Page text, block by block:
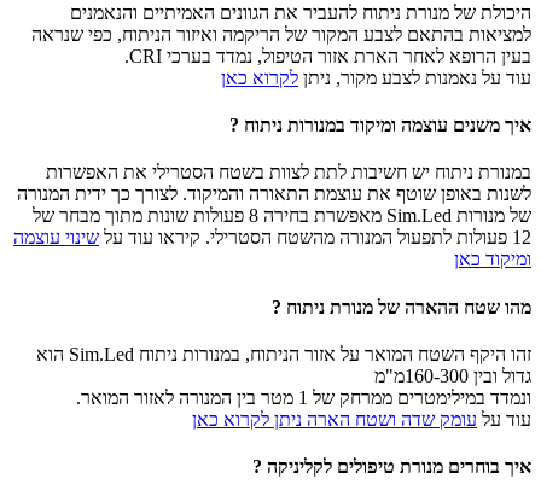
היכולת של מנורת ניתוח להעביר את הגוונים האמיתיים והנאמנים
למציאות בהתאם לצבע המקור של הריקמה ואיזור הניתוח, כפי שנראה
בעין הרופא לאחר הארת אזור הטיפול, נמדד בערכי CRI.
עוד על נאמנות לצבע מקור, ניתן לקרוא כאן
איך משנים עוצמה ומיקוד במנורות ניתוח ?
במנורת ניתוח יש חשיבות לתת לצוות בשטח הסטרילי את האפשרות
לשנות באופן שוטף את עוצמת התאורה והמיקוד. לצורך כך ידית המנורה
של מנורות Sim.Led מאפשרת בחירה 8 פעולות שונות מתוך מבחר של
12 פעולות לתפעול המנורה מהשטח הסטרילי. קיראו עוד על
שינוי עוצמה
ומיקוד כאן
מהו שטח ההארה של מנורת ניתוח ?
זהו היקף השטח המואר על אזור הניתוח, במנורות ניתוח Sim.Led הוא
גדול ובין 160-300מ"מ
ונמדד במילימטרים ממרחק של 1 מטר בין המנורה לאזור המואר.
עוד על עומק שדה ושטח הארה ניתן לקרוא כאן
איך בוחרים מנורת טיפולים לקליניקה ?